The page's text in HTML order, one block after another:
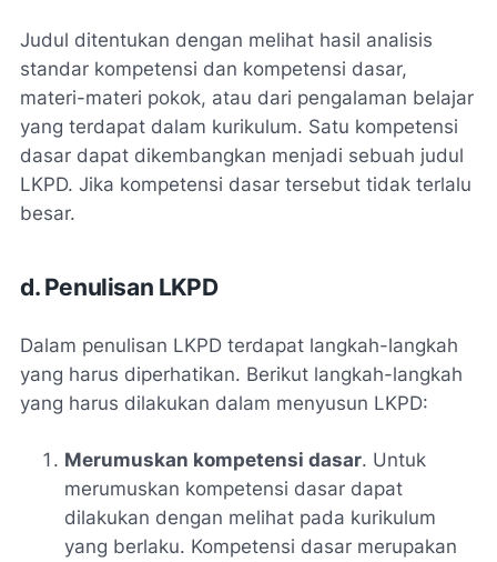
Judul ditentukan dengan melihat hasil analisis
standar kompetensi dan kompetensi dasar,
materi-materi pokok, atau dari pengalaman belajar
yang terdapat dalam kurikulum. Satu kompetensi
dasar dapat dikembangkan menjadi sebuah judul
LKPD. Jika kompetensi dasar tersebut tidak terlalu
besar.
d. Penulisan LKPD
Dalam penulisan LKPD terdapat langkah-langkah
yang harus diperhatikan. Berikut langkah-langkah
yang harus dilakukan dalam menyusun LKPD:
Merumuskan kompetensi dasar. Untuk
merumuskan kompetensi dasar dapat
dilakukan dengan melihat pada kurikulum
yang berlaku. Kompetensi dasar merupakan